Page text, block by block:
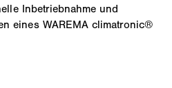
Inbetriebnahme und
eines WAREMA climatronic®